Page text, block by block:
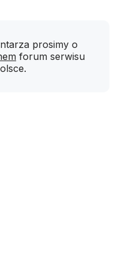
prosimy o
forum serwisu